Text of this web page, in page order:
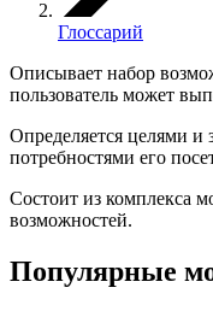
Глоссарий
Описывает набор
пользователь может
Определяется целями и
потребностями его
Состоит из комплекса
возможностей.
Популярные